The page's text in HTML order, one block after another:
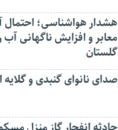
هشدار هواشناسی؛ احتمال
معابر و افزایش ناگهانی آب
گلستان
صدای نانوای گنبدی و